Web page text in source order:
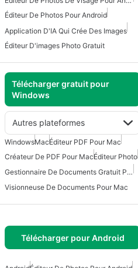
Éditeur De Photos Pour Android
Application D'IA Qui Crée Des Images
Éditeur D'images Photo Gratuit
Télécharger gratuit pour
Windows
Autres plateformes
WindowsMacÉditeur PDF Pour Mac
Créateur De PDF Pour MacÉditeur Photo
Gestionnaire De Documents Gratuit Pour Mac
Visionneuse De Documents Pour Mac
Télécharger pour Android